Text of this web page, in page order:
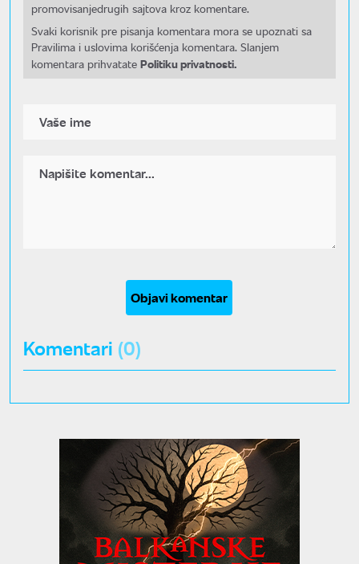
promovisanjedrugih sajtova kroz komentare.
Svaki korisnik pre pisanja komentara mora se upoznati sa
Pravilima i uslovima korišćenja komentara. Slanjem
komentara prihvatate Politiku privatnosti.
Objavi komentar
Komentari (0)